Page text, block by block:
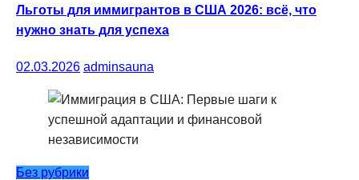
Льготы для иммигрантов в США 2026: всё, что
нужно знать для успеха
02.03.2026 adminsauna
Без рубрики